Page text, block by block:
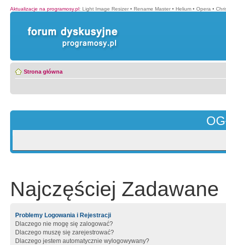
Aktualizacje na programosy.pl: Light Image Resizer • Rename Master • Helium • Opera •
Strona główna
Najczęściej Zadawane
Problemy Logowania i Rejestracji
Dlaczego nie mogę się zalogować?
Dlaczego muszę się zarejestrować?
Dlaczego jestem automatycznie wylogowywany?